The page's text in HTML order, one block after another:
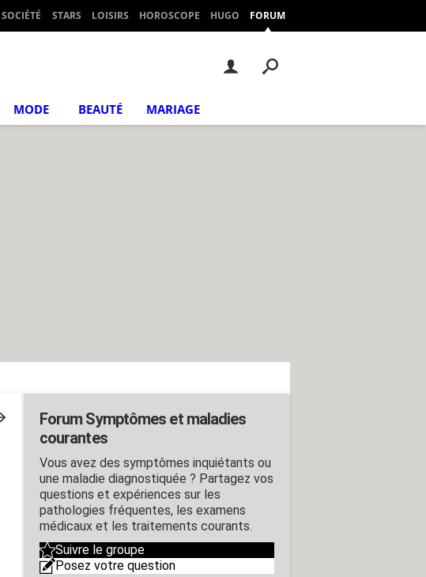
SOCIÉTÉ STARS LOISIRS HOROSCOPE HUGO FORUM
MODE BEAUTÉ MARIAGE
Forum Symptômes et maladies
courantes
Vous avez des symptômes inquiétants ou
une maladie diagnostiquée ? Partagez vos
questions et expériences sur les
pathologies fréquentes, les examens
médicaux et les traitements courants.
Suivre le groupe
Posez votre question